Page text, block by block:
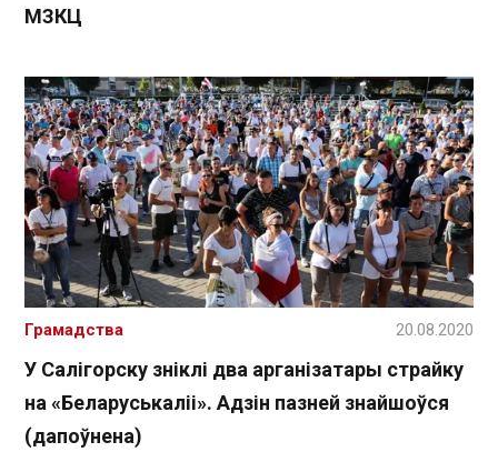
МЗКЦ
У Салігорску зніклі два арганізатары страйку
на «Беларуськаліі». Адзін пазней знайшоўся
(дапоўнена)
Грамадства 20.08.2020